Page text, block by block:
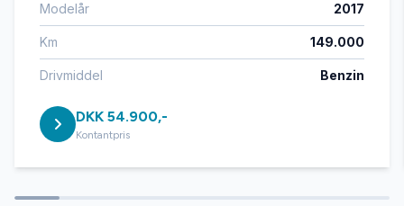
Læderrat
Navigation
Service OK
Modelår 2017
Km 149.000
Drivmiddel Benzin
DKK 54.900,-
Kontantpris